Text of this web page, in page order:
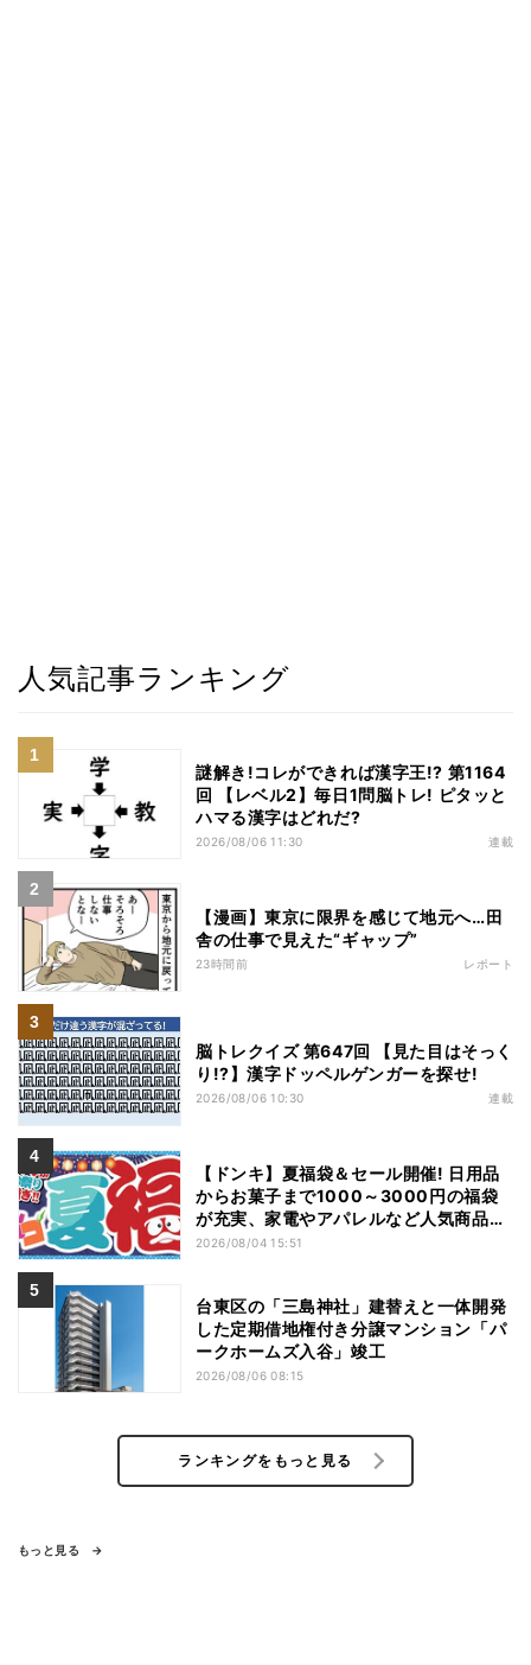
人気記事ランキング
謎解き!コレができれば漢字王!? 第1164
回 【レベル2】毎日1問脳トレ! ピタッと
ハマる漢字はどれだ?
2026/08/06 11:30 連載
【漫画】東京に限界を感じて地元へ…田
舎の仕事で見えた“ギャップ”
23時間前 レポート
脳トレクイズ 第647回 【見た目はそっく
り!?】漢字ドッペルゲンガーを探せ!
2026/08/06 10:30 連載
【ドンキ】夏福袋＆セール開催! 日用品
からお菓子まで1000～3000円の福袋
が充実、家電やアパレルなど人気商品も
特価
2026/08/04 15:51
台東区の「三島神社」建替えと一体開発
した定期借地権付き分譲マンション「パ
ークホームズ入谷」竣工
2026/08/06 08:15
ランキングをもっと見る
もっと見る